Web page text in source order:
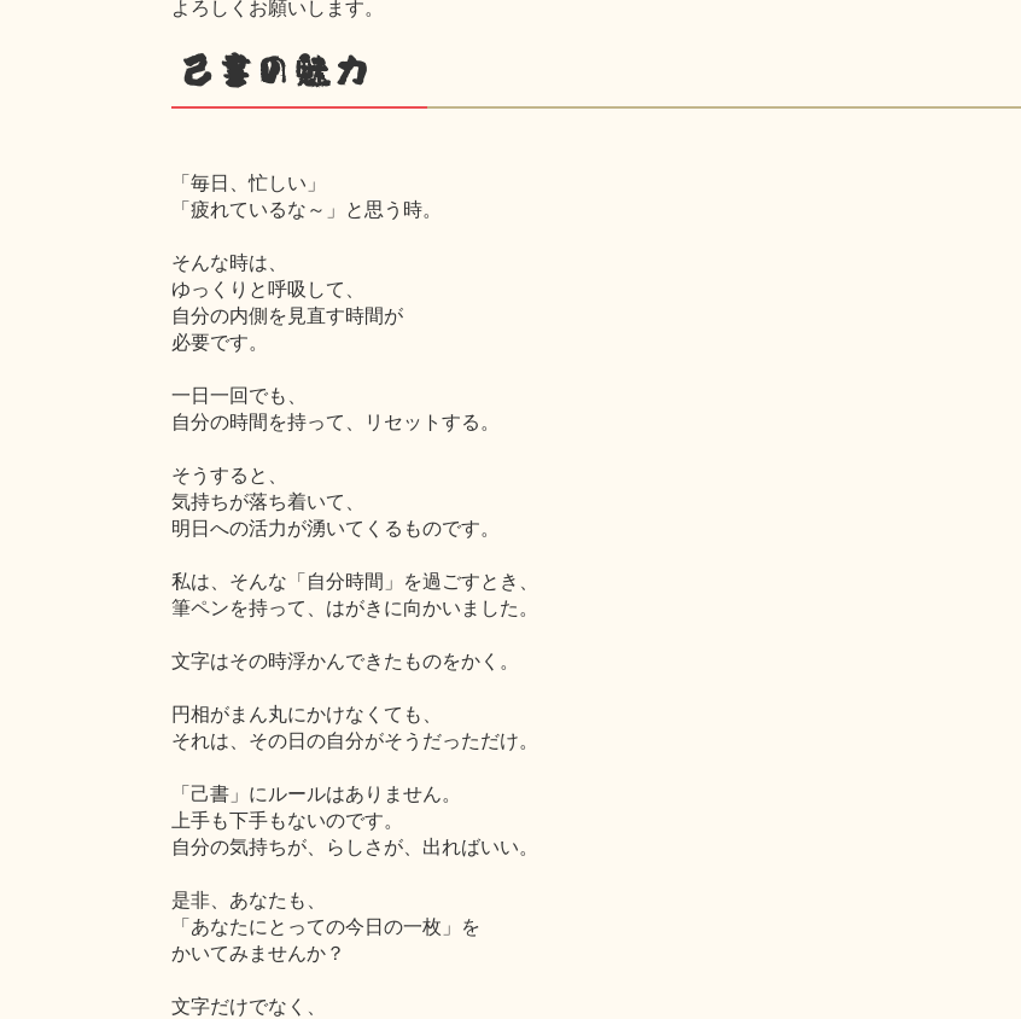
よろしくお願いします。
己書の魅力
「毎日、忙しい」
「疲れているな～」と思う時。
そんな時は、
ゆっくりと呼吸して、
自分の内側を見直す時間が
必要です。
一日一回でも、
自分の時間を持って、リセットする。
そうすると、
気持ちが落ち着いて、
明日への活力が湧いてくるものです。
私は、そんな「自分時間」を過ごすとき、
筆ペンを持って、はがきに向かいました。
文字はその時浮かんできたものをかく。
円相がまん丸にかけなくても、
それは、その日の自分がそうだっただけ。
「己書」にルールはありません。
上手も下手もないのです。
自分の気持ちが、らしさが、出ればいい。
是非、あなたも、
「あなたにとっての今日の一枚」を
かいてみませんか？
文字だけでなく、